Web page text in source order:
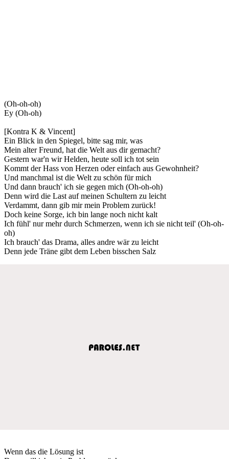
(Oh-oh-oh)
Ey (Oh-oh)
[Kontra K & Vincent]
Ein Blick in den Spiegel, bitte sag mir, was
Mein alter Freund, hat die Welt aus dir gemacht?
Gestern war'n wir Helden, heute soll ich tot sein
Kommt der Hass von Herzen oder einfach aus Gewohnheit?
Und manchmal ist die Welt zu schön für mich
Und dann brauch' ich sie gegen mich (Oh-oh-oh)
Denn wird die Last auf meinen Schultern zu leicht
Verdammt, dann gib mir mein Problem zurück!
Doch keine Sorge, ich bin lange noch nicht kalt
Ich fühl' nur mehr durch Schmerzen, wenn ich sie nicht teil' (Oh-oh-
oh)
Ich brauch' das Drama, alles andre wär zu leicht
Denn jede Träne gibt dem Leben bisschen Salz
Wenn das die Lösung ist